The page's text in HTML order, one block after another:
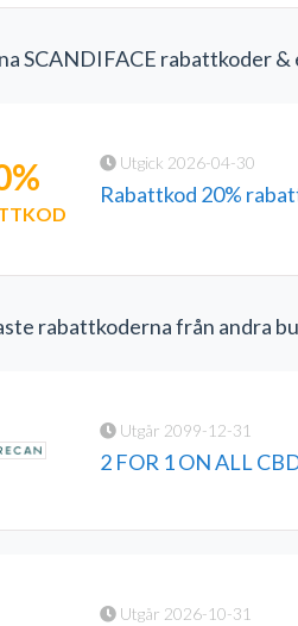
SCANDIFACE rabattkoder &
Utgick 2026-04-30
Rabattkod 20%
rabattkoderna från andra
Utgår 2099-12-31
2 FOR 1 ON ALL
Utgår 2026-10-31